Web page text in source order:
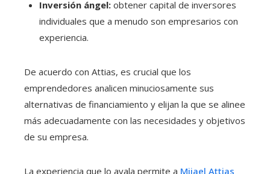
Inversión ángel: obtener capital de inversores
individuales que a menudo son empresarios con
experiencia.
De acuerdo con Attias, es crucial que los
emprendedores analicen minuciosamente sus
alternativas de financiamiento y elijan la que se alinee
más adecuadamente con las necesidades y objetivos
de su empresa.
La experiencia que lo avala permite a Mijael Attias